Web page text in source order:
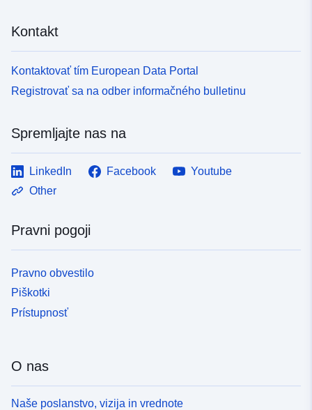
Kontakt
Kontaktovať tím European Data Portal
Registrovať sa na odber informačného bulletinu
Spremljajte nas na
LinkedIn Facebook
Youtube
Other
Pravni pogoji
Pravno obvestilo
Piškotki
Prístupnosť
O nas
Naše poslanstvo, vizija in vrednote